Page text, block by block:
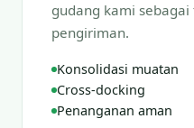
gudang kami
pengiriman.
Konsolidasi muatan
Cross-docking
Penanganan aman